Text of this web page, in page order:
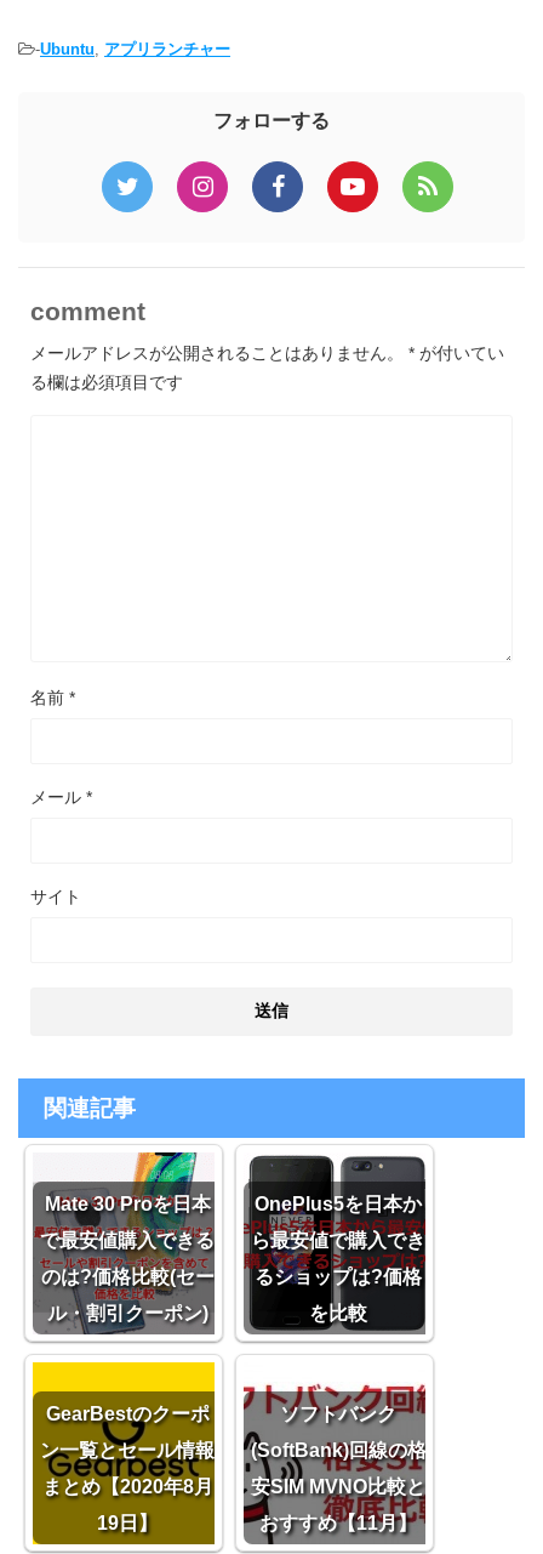
-Ubuntu, アプリランチャー
フォローする
comment
メールアドレスが公開されることはありません。 * が付いてい
る欄は必須項目です
名前 *
メール *
サイト
関連記事
Mate 30 Proを日本
で最安値購入できる
のは?価格比較(セー
ル・割引クーポン)
OnePlus5を日本か
ら最安値で購入でき
るショップは?価格
を比較
GearBestのクーポ
ン一覧とセール情報
まとめ【2020年8月
19日】
ソフトバンク
(SoftBank)回線の格
安SIM MVNO比較と
おすすめ【11月】